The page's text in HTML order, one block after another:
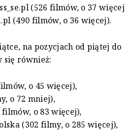
(526 filmów, o 37 więcej
(490 filmów, o 36 więcej).
na pozycjach od piątej do
się również:
o 45 więcej),
o 72 mniej),
o 83 więcej),
(302 filmy, o 285 więcej),